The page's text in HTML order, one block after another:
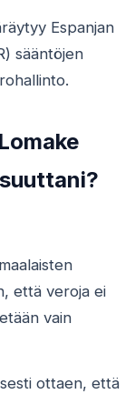
Espanjan
sääntöjen
että veroja ei
vain
ottaen, että